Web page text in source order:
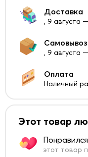
Доставка
, 9 августа
Самовывоз
, 9 августа
Оплата
Наличный
Этот товар
этот товар